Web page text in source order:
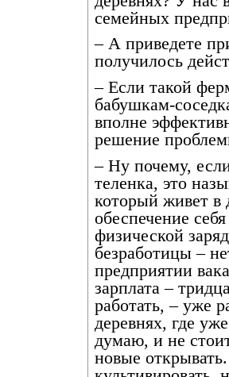
семейных
– А приведете
получилось
– Если такой
бабушкам-
вполне
решение
– Ну почему,
теленка, это
который живет в
обеспечение
физической
безработицы –
предприятии
зарплата –
работать, – уже
деревнях, где
думаю, и не
новые